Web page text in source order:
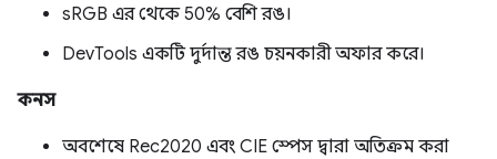
sRGB এর থেকে 50% বেশি রঙ।
DevTools একটি দুর্দান্ত রঙ চয়নকারী অফার করে।
কনস
অবশেষে Rec2020 এবং CIE স্পেস দ্বারা অতিক্রম করা